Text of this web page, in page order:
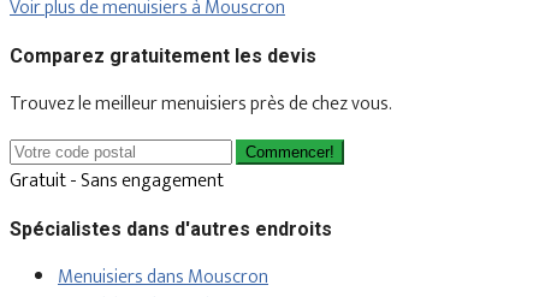
Voir plus de menuisiers à Mouscron
Comparez gratuitement les devis
Trouvez le meilleur menuisiers près de chez vous.
Commencer!
Gratuit - Sans engagement
Spécialistes dans d'autres endroits
Menuisiers dans Mouscron